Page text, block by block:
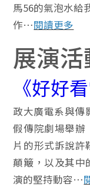
馬56的氣泡水給
作…閱讀更多
展演活
《好好
政大廣電系與傳
假傳院劇場舉辦
片的形式訴說許
顛簸，以及其中
演的堅持動容…